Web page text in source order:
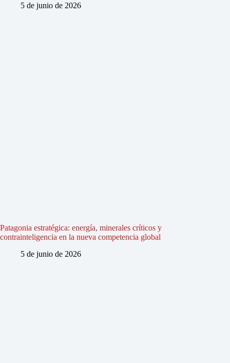
5 de junio de 2026
Patagonia estratégica: energía, minerales críticos y
contrainteligencia en la nueva competencia global
5 de junio de 2026